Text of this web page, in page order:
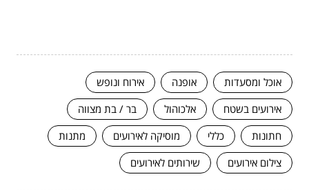
אוכל ומסעדות אופנה
אירוח ונופש
אירועים בשטח
אלכוהול
בר / בת מצווה
חתונות
כללי מוסיקה לאירועים
מתנות
צילום אירועים
שירותים לאירועים